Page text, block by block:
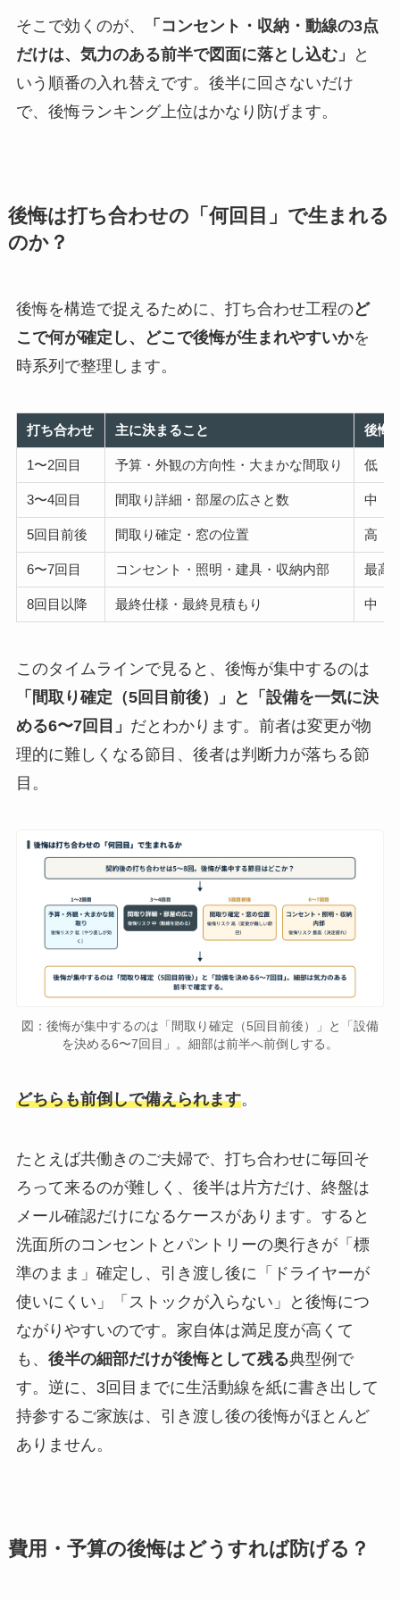
そこで効くのが、
「コンセント・収納・動線の3点
だけは、気力のある前半で図面に落とし込む」
と
いう順番の入れ替えです。後半に回さないだけ
で、後悔ランキング上位はかなり防げます。
後悔は打ち合わせの「何回目」で生まれる
のか？
後悔を構造で捉えるために、打ち合わせ工程のど
こで何が確定し、どこで後悔が生まれやすいかを
時系列で整理します。
打ち合わせ 主に決まること 後悔
1〜2回目 予算・外観の方向性・大まかな間取り 低（
3〜4回目 間取り詳細・部屋の広さと数 中（
5回目前後 間取り確定・窓の位置 高（
6〜7回目 コンセント・照明・建具・収納内部 最高
8回目以降 最終仕様・最終見積もり 中（
このタイムラインで見ると、後悔が集中するのは
「間取り確定（5回目前後）」と「設備を一気に決
める6〜7回目」 だとわかります。前者は変更が物
理的に難しくなる節目、後者は判断力が落ちる節
目。
図：後悔が集中するのは「間取り確定（5回目前後）」と「設備
を決める6〜7回目」。細部は前半へ前倒しする。
どちらも前倒しで備えられます。
たとえば共働きのご夫婦で、打ち合わせに毎回そ
ろって来るのが難しく、後半は片方だけ、終盤は
メール確認だけになるケースがあります。すると
洗面所のコンセントとパントリーの奥行きが「標
準のまま」確定し、引き渡し後に「ドライヤーが
使いにくい」「ストックが入らない」と後悔につ
ながりやすいのです。家自体は満足度が高くて
も、 後半の細部だけが後悔として残る典型例で
す。逆に、3回目までに生活動線を紙に書き出して
持参するご家族は、引き渡し後の後悔がほとんど
ありません。
費用・予算の後悔はどうすれば防げる？